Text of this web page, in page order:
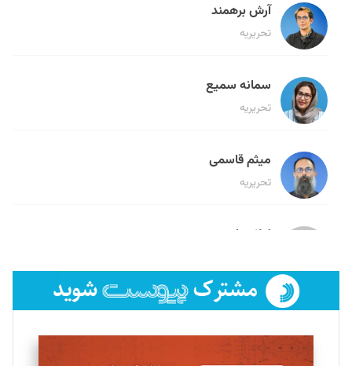
آرش برهمند
تحریریه
سمانه سمیع
تحریریه
میثم قاسمی
تحریریه
لیلا حنارود
فائزه فتحی رستمی
تحریریه